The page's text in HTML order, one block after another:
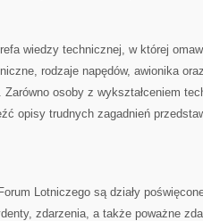
wiedzy technicznej, w której
rodzaje napędów, awionika
osoby z wykształceniem
opisy trudnych zagadnień
Lotniczego są działy
zdarzenia, a także poważne